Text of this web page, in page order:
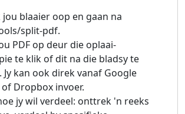
jou blaaier oop en gaan na
split-pdf.
PDF op deur die oplaai-
te klik of dit na die bladsy te
Jy kan ook direk vanaf Google
Dropbox invoer.
jy wil verdeel: onttrek 'n reeks